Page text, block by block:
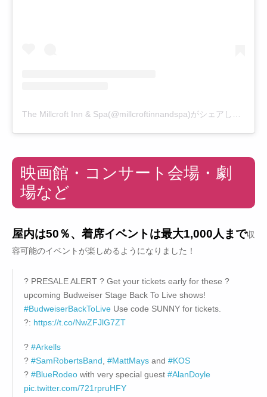
The Millcroft Inn & Spa(@millcroftinnandspa)がシェアした投稿
映画館・コンサート会場・劇
場など
屋内は50％、着席イベントは最大1,000人まで収
容可能のイベントが楽しめるようになりました！
? PRESALE ALERT ? Get your tickets early for these ?
upcoming Budweiser Stage Back To Live shows!
#BudweiserBackToLive Use code SUNNY for tickets.
?: https://t.co/NwZFJlG7ZT
? #Arkells
? #SamRobertsBand #MattMays and #KOS
? #BlueRodeo with very special guest #AlanDoyle
pic.twitter.com/721rpruHFY